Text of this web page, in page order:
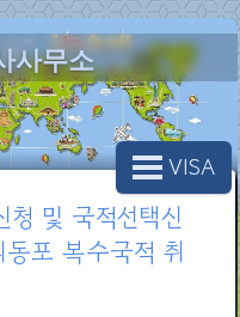
사무소
VISA
및 국적선택신
포 복수국적 취